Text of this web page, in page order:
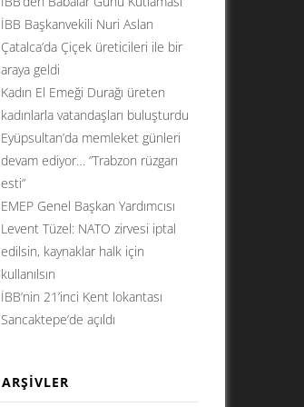
İBB Başkanvekili Nuri Aslan
Çatalca’da Çiçek üreticileri ile bir
araya geldi
Kadın El Emeği Durağı üreten
kadınlarla vatandaşları buluşturdu
Eyüpsultan’da memleket günleri
devam ediyor… ”Trabzon rüzgarı
esti”
EMEP Genel Başkan Yardımcısı
Levent Tüzel: NATO zirvesi iptal
edilsin, kaynaklar halk için
kullanılsın
İBB’nin 21’inci Kent lokantası
Sancaktepe’de açıldı
ARŞIVLER